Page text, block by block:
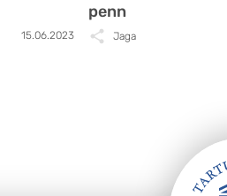
15.06.2023
penn
Jaga